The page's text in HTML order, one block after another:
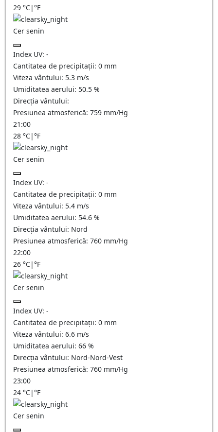
29 °C|°F
Cer senin
Index UV: -
Cantitatea de precipitații: 0 mm
Viteza vântului: 5.3 m/s
Umiditatea aerului: 50.5 %
Direcția vântului:
Presiunea atmosferică: 759 mm/Hg
21:00
28 °C|°F
Cer senin
Index UV: -
Cantitatea de precipitații: 0 mm
Viteza vântului: 5.4 m/s
Umiditatea aerului: 54.6 %
Direcția vântului: Nord
Presiunea atmosferică: 760 mm/Hg
22:00
26 °C|°F
Cer senin
Index UV: -
Cantitatea de precipitații: 0 mm
Viteza vântului: 6.6 m/s
Umiditatea aerului: 66 %
Direcția vântului: Nord-Nord-Vest
Presiunea atmosferică: 760 mm/Hg
23:00
24 °C|°F
Cer senin